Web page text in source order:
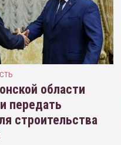
области
передать
строительства